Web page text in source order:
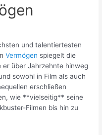
und talentiertesten
Vermögen spiegelt die
er über Jahrzehnte hinweg
sowohl in Film als auch
erschließen
wie **vielseitig** seine
Filmen bis hin zu